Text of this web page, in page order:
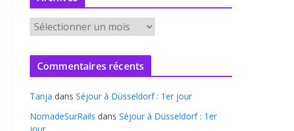
r
c
v
e
Commentaires récents
Tanja dans Séjour à Düsseldorf : 1er jour
NomadeSurRails dans Séjour à Düsseldorf : 1er